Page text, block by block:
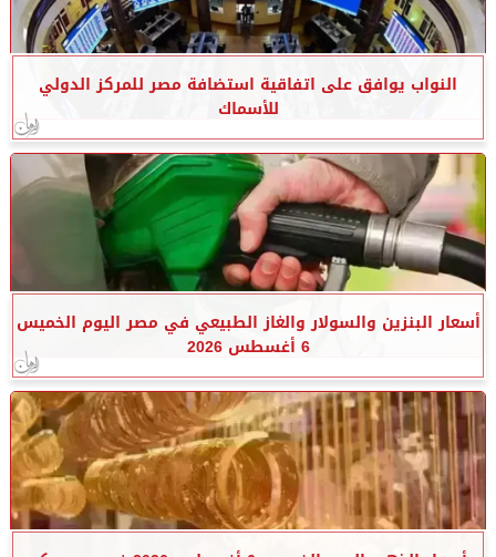
النواب يوافق على اتفاقية استضافة مصر للمركز الدولي
للأسماك
أسعار البنزين والسولار والغاز الطبيعي في مصر اليوم الخميس
6 أغسطس 2026